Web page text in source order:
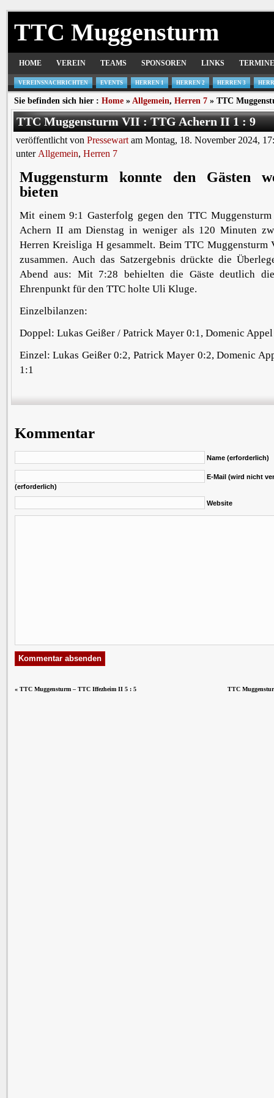
TTC Muggensturm
HOME VEREIN TEAMS SPONSOREN LINKS TERMINE
VEREINSNACHRICHTEN EVENTS HERREN 1 HERREN 2 HERREN 3
Sie befinden sich hier : Home » Allgemein, Herren 7 » TTC
TTC Muggensturm VII : TTG Achern II 1 : 9
veröffentlicht von Pressewart am Montag, 18. November 2024,
unter Allgemein, Herren 7
Muggensturm konnte den Gästen
bieten
Mit einem 9:1 Gasterfolg gegen den TTC
Achern II am Dienstag in weniger als 120 Minuten
Herren Kreisliga H gesammelt. Beim TTC
zusammen. Auch das Satzergebnis drückte die
Abend aus: Mit 7:28 behielten die Gäste deutlich
Ehrenpunkt für den TTC holte Uli Kluge.
Einzelbilanzen:
Doppel: Lukas Geißer / Patrick Mayer 0:1, Domenic
Einzel: Lukas Geißer 0:2, Patrick Mayer 0:2, Domenic
1:1
Kommentar
Name (erforderlich)
E-Mail (wird nicht
(erforderlich)
Website
« TTC Muggensturm – TTC Iffezheim II 5 : 5 TTC